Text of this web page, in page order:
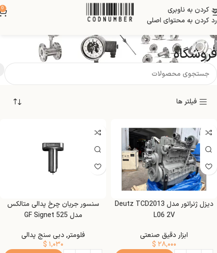
رد کردن به ناوبری
رد کردن به محتوای اصلی
0
فروشگاه
فیلتر ها
دیزل ژنراتور مدل Deutz TCD2013
L06 2V
ابزار دقیق صنعتی
$ ۲۸,۰۰۰
سنسور جریان چرخ پدالی متالکس
مدل GF Signet 525
فلومتر, دبی سنج پدالی
$ ۱,۰۳۰